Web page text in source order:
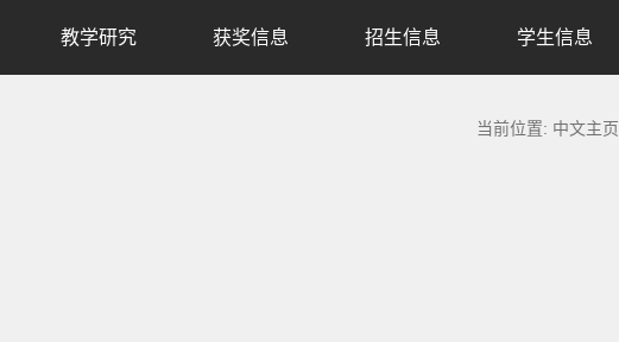
教学研究 获奖信息 招生信息 学生信息
当前位置: 中文主页